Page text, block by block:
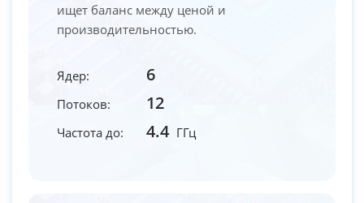
ищет баланс между ценой и
производительностью.
Ядер: 6
Потоков: 12
Частота до: 4.4 ГГц